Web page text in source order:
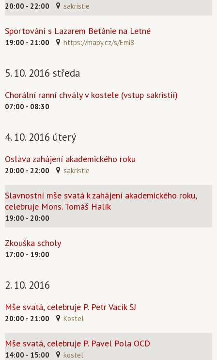
20:00 - 22:00 sakristie
Sportování s Lazarem Betánie na Letné
19:00 - 21:00 https://mapy.cz/s/Emi8
5. 10. 2016 středa
Chorální ranní chvály v kostele (vstup sakristií)
07:00 - 08:30
4. 10. 2016 úterý
Oslava zahájení akademického roku
20:00 - 22:00 sakristie
Slavnostní mše svatá k zahájení akademického roku,
celebruje Mons. Tomáš Halík
19:00 - 20:00
Zkouška scholy
17:00 - 19:00
2. 10. 2016
Mše svatá, celebruje P. Petr Vacík SJ
20:00 - 21:00 Kostel
Mše svatá, celebruje P. Pavel Pola OCD
14:00 - 15:00 kostel